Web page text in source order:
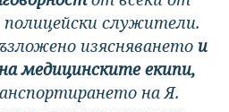
служители.
изясняването и
медицинските екипи,
на Я.